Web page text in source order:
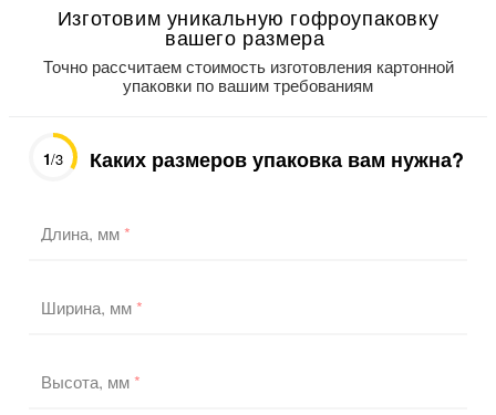
Изготовим уникальную гофроупаковку
вашего размера
Точно рассчитаем стоимость изготовления картонной
упаковки по вашим требованиям
1/3 Каких размеров упаковка вам нужна?
Длина, мм*
Ширина, мм*
Высота, мм*